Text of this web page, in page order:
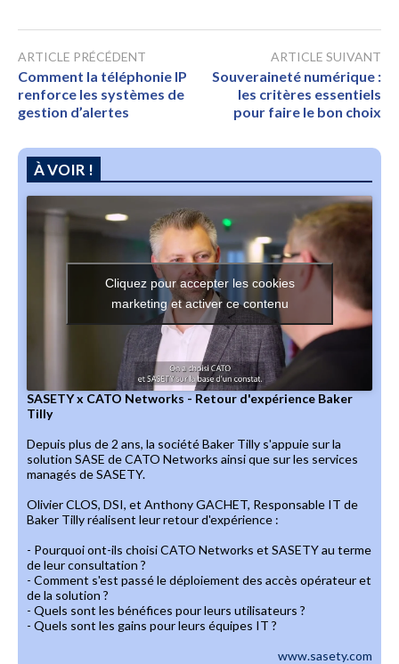
ARTICLE PRÉCÉDENT
Comment la téléphonie IP
renforce les systèmes de
gestion d’alertes
ARTICLE SUIVANT
Souveraineté numérique :
les critères essentiels
pour faire le bon choix
À VOIR !
Cliquez pour accepter les cookies
marketing et activer ce contenu
SASETY x CATO Networks - Retour d'expérience Baker
Tilly
Depuis plus de 2 ans, la société Baker Tilly s'appuie sur la
solution SASE de CATO Networks ainsi que sur les services
managés de SASETY.
Olivier CLOS, DSI, et Anthony GACHET, Responsable IT de
Baker Tilly réalisent leur retour d'expérience :
- Pourquoi ont-ils choisi CATO Networks et SASETY au terme
de leur consultation ?
- Comment s'est passé le déploiement des accès opérateur et
de la solution ?
- Quels sont les bénéfices pour leurs utilisateurs ?
- Quels sont les gains pour leurs équipes IT ?
www.sasety.com